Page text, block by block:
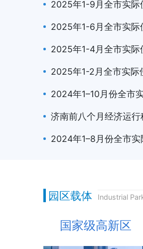
2025年1-9月全市实际
2025年1-6月全市实际
2025年1-4月全市实际
2025年1-2月全市实际
2024年1–10月份全市
济南前八个月经济运行
2024年1–8月份全市
园区载体 Industrial
国家级高新区